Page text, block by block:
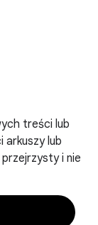
treści lub
lub
i nie